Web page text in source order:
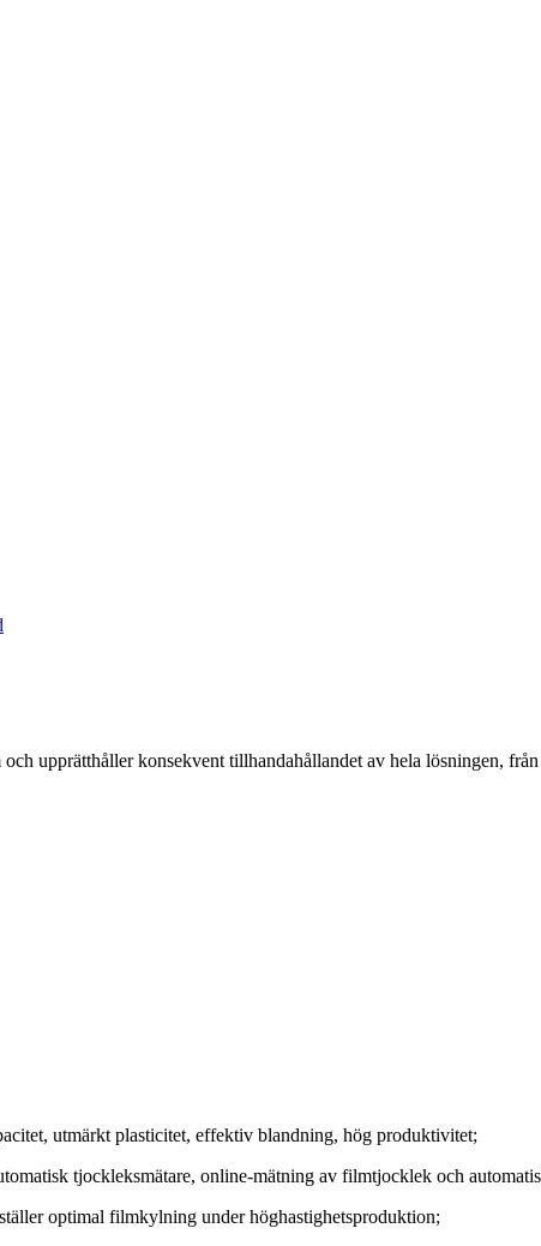
upprätthåller konsekvent tillhandahållandet av hela lösningen,
utmärkt plasticitet, effektiv blandning, hög produktivitet;
tjockleksmätare, online-mätning av filmtjocklek och
optimal filmkylning under höghastighetsproduktion;